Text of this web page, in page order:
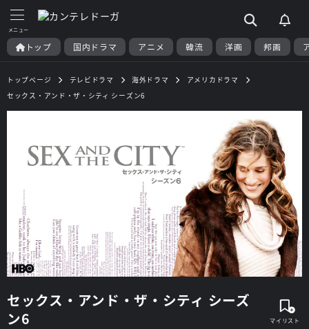
トップ 国内ドラマ アニメ 韓流 洋画 邦画
トップページ テレビドラマ 海外ドラマ
アメリカドラマ
セックス・アンド・ザ・シティ シーズン6
セックス・アンド・ザ・シティ シーズ
ン6